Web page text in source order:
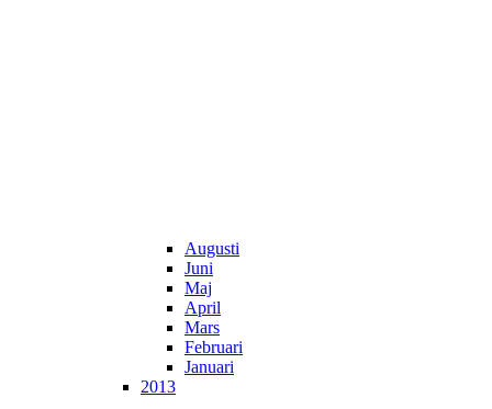
Augusti
Juni
Maj
April
Mars
Februari
Januari
2013